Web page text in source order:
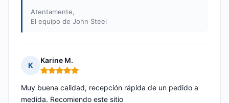
Atentamente,
El equipo de John Steel
K
Karine M.
Nota: 5 de 5
Muy buena calidad, recepción rápida de un pedido a
medida. Recomiendo este sitio